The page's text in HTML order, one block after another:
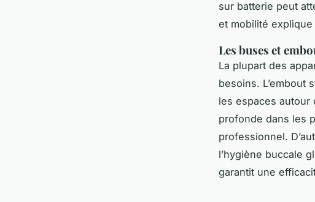
sur batterie peut
et mobilité
Les buses et
La plupart des
besoins. L’embout
les espaces autour
profonde dans les
professionnel.
l’hygiène buccale
garantit une